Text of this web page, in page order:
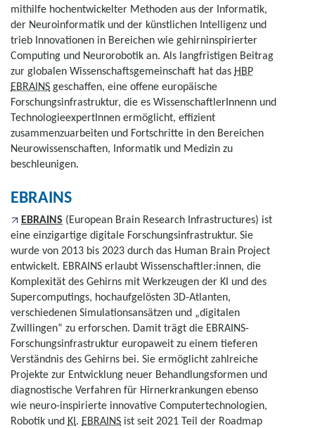
mithilfe hochentwickelter Methoden aus der Informatik,
der Neuroinformatik und der künstlichen Intelligenz und
trieb Innovationen in Bereichen wie gehirninspirierter
Computing und Neurorobotik an. Als langfristigen Beitrag
zur globalen Wissenschaftsgemeinschaft hat das HBP
EBRAINS geschaffen, eine offene europäische
Forschungsinfrastruktur, die es WissenschaftlerInnenn und
TechnologieexpertInnen ermöglicht, effizient
zusammenzuarbeiten und Fortschritte in den Bereichen
Neurowissenschaften, Informatik und Medizin zu
beschleunigen.
EBRAINS
EBRAINS (European Brain Research Infrastructures) ist
eine einzigartige digitale Forschungsinfrastruktur. Sie
wurde von 2013 bis 2023 durch das Human Brain Project
entwickelt. EBRAINS erlaubt Wissenschaftler:innen, die
Komplexität des Gehirns mit Werkzeugen der KI und des
Supercomputings, hochaufgelösten 3D-Atlanten,
verschiedenen Simulationsansätzen und „digitalen
Zwillingen“ zu erforschen. Damit trägt die EBRAINS-
Forschungsinfrastruktur europaweit zu einem tieferen
Verständnis des Gehirns bei. Sie ermöglicht zahlreiche
Projekte zur Entwicklung neuer Behandlungsformen und
diagnostische Verfahren für Hirnerkrankungen ebenso
wie neuro-inspirierte innovative Computertechnologien,
Robotik und KI. EBRAINS ist seit 2021 Teil der Roadmap